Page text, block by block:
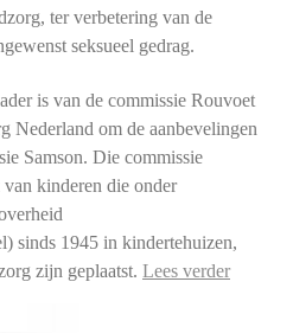
ter verbetering van de
seksueel gedrag.
is van de commissie Rouvoet
Nederland om de aanbevelingen
Samson. Die commissie
kinderen die onder
sinds 1945 in kindertehuizen,
zijn geplaatst. Lees verder